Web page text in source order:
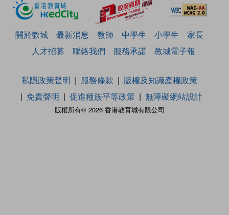
關於教城 最新消息 教師 中學生 小學生
家長
人才招募
聯絡我們 服務承諾 教城電子報
版權所有© 2026 香港教育城有限公司
私隱政策聲明 服務條款
版權及知識產權政策
免責聲明
促進種族平等政策 無障礙網站設計